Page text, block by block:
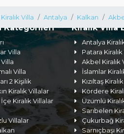
Kiralık Villa Antalya Kalkan
Kategorileri
Villa
Villa
Villa
2 Kişilik
Kiralık Villalar
Kiralık Villalar
Villalar
Kiralık Villa
Antalya
Patara Kiralık
Akbel Kiralık
İslamlar
Kızıltaş
Kördere
Üzümlü
Sarıbelen
Çukurbağ
Sarnıçbaşı